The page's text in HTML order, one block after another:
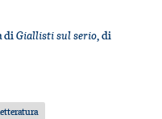
di Giallisti sul serio , di